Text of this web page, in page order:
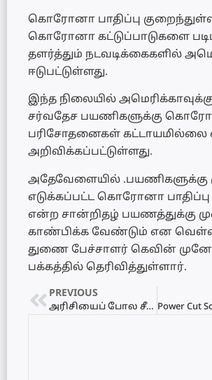
கொரோனா பாதிப்பு
கொரோனா கட்டுப்பாடுகளை
தளர்த்தும் நடவடிக்கைகளில்
ஈடுபட்டுள்ளது.
இந்த நிலையில்
சர்வதேச பயணிகளுக்கு
பரிசோதனைகள் கட்டாயமில்லை
அறிவிக்கப்பட்டுள்ளது.
அதேவேளையில் .பயணிகளுக்கு
எடுக்கப்பட்ட கொரோனா
என்ற சான்றிதழ் பயணத்துக்கு
காண்பிக்க வேண்டும் என
துணை பேச்சாளர் கெவின்
பக்கத்தில் தெரிவித்துள்ளார்.
PREVIOUS
அரிசியைப் போல சீனிக்கும் விரைவில் கட்டுப்பாட்டு விலை- மீறினால் தண்டனை